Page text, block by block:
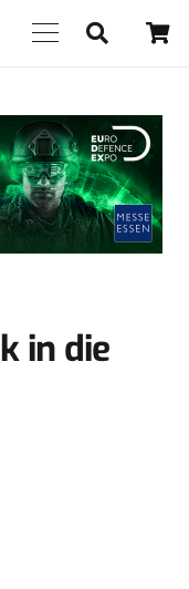
in die